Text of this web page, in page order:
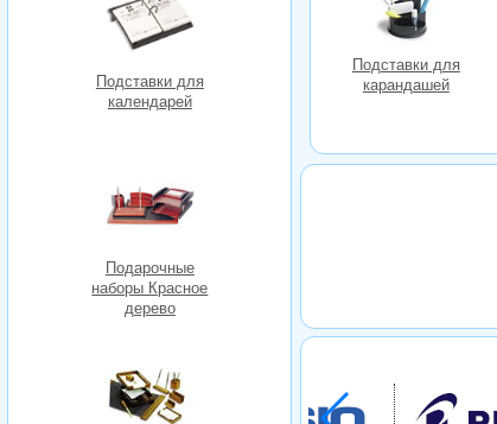
Подставки для
календарей
Подарочные
наборы Красное
дерево
Подставки для
карандашей